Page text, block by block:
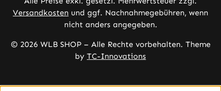
Versandkosten und ggf. Nachnahmegebühren, wenn
nicht anders angegeben.
© 2026 WLB SHOP – Alle Rechte vorbehalten. Theme
by TC-Innovations